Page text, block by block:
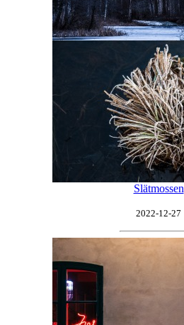
Slätmossen
2022-12-27